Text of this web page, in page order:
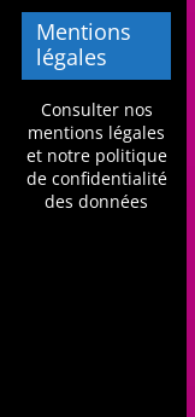
Mentions
légales
Consulter nos
mentions légales
et notre politique
de confidentialité
des données